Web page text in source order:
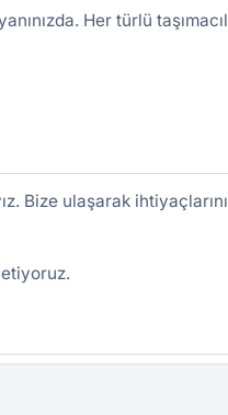
Her türlü
Bize ulaşarak